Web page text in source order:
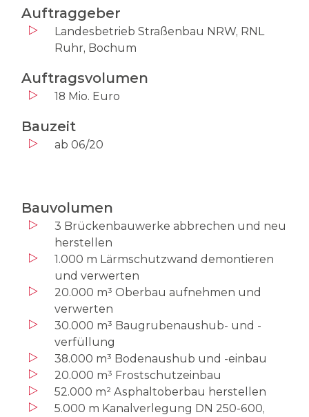
Auftraggeber
Landesbetrieb Straßenbau NRW, RNL
Ruhr, Bochum
Auftragsvolumen
18 Mio. Euro
Bauzeit
ab 06/20
Bauvolumen
3 Brückenbauwerke abbrechen und neu
herstellen
1.000 m Lärmschutzwand demontieren
und verwerten
20.000 m³ Oberbau aufnehmen und
verwerten
30.000 m³ Baugrubenaushub- und -
verfüllung
38.000 m³ Bodenaushub und -einbau
20.000 m³ Frostschutzeinbau
52.000 m² Asphaltoberbau herstellen
5.000 m Kanalverlegung DN 250-600,